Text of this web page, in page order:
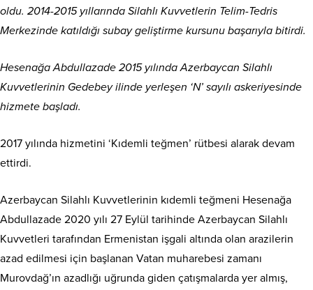
oldu. 2014-2015 yıllarında Silahlı Kuvvetlerin Telim-Tedris
Merkezinde katıldığı subay geliştirme kursunu başarıyla bitirdi.
Hesenağa Abdullazade 2015 yılında Azerbaycan Silahlı
Kuvvetlerinin Gedebey ilinde yerleşen ‘N’ sayılı askeriyesinde
hizmete başladı.
2017 yılında hizmetini ‘Kıdemli teğmen’ rütbesi alarak devam
ettirdi.
Azerbaycan Silahlı Kuvvetlerinin kıdemli teğmeni Hesenağa
Abdullazade 2020 yılı 27 Eylül tarihinde Azerbaycan Silahlı
Kuvvetleri tarafından Ermenistan işgali altında olan arazilerin
azad edilmesi için başlanan Vatan muharebesi zamanı
Murovdağ’ın azadlığı uğrunda giden çatışmalarda yer almış,